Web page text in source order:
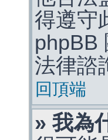
得遵守
phpBB
法律諮
回頂端
» 我為